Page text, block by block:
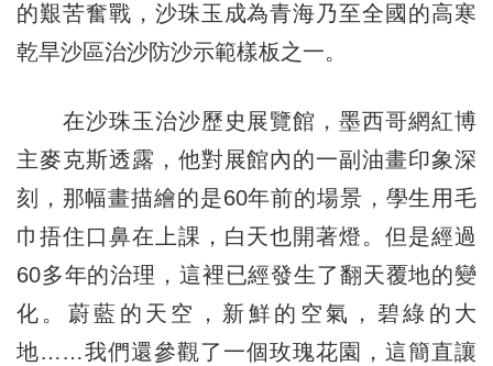
的艱苦奮戰，沙珠玉成為青海乃至全國的高寒
乾旱沙區治沙防沙示範樣板之一。
在沙珠玉治沙歷史展覽館，墨西哥網紅博
主麥克斯透露，他對展館內的一副油畫印象深
刻，那幅畫描繪的是60年前的場景，學生用毛
巾捂住口鼻在上課，白天也開著燈。但是經過
60多年的治理，這裡已經發生了翻天覆地的變
化。蔚藍的天空，新鮮的空氣，碧綠的大
地……我們還參觀了一個玫瑰花園，這簡直讓